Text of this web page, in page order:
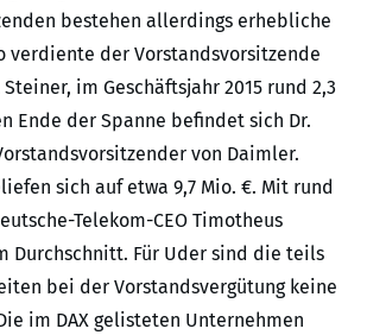
bestehen allerdings erhebliche
verdiente der Vorstandsvorsitzende
im Geschäftsjahr 2015 rund 2,3
Ende der Spanne befindet sich Dr.
von Daimler.
sich auf etwa 9,7 Mio. €. Mit rund
Telekom-CEO Timotheus
Durchschnitt. Für Uder sind die teils
bei der Vorstandsvergütung keine
im DAX gelisteten Unternehmen